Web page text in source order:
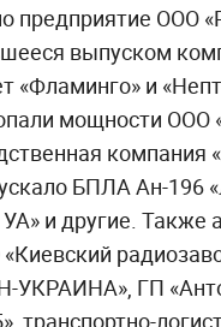
предприятие ООО
выпуском
«Фламинго» и
мощности ООО
БПЛА Ан-196
и другие. Также
УКРАИНА», ГП
транспортно-